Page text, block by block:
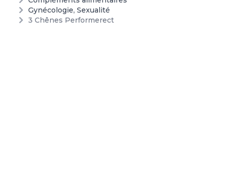
Gynécologie, Sexualité
3 Chênes Performerect